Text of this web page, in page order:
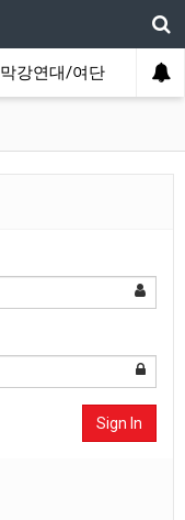
막강연대/여단 사단
Sign In